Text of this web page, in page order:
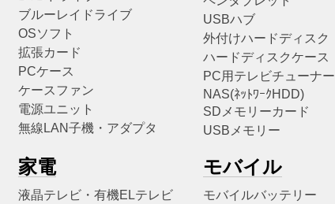
ブルーレイドライブ
OSソフト
拡張カード
PCケース
ケースファン
電源ユニット
無線LAN子機・アダプタ
USBハブ
外付けハードディスク
ハードディスクケース
PC用テレビチューナー
NAS(ﾈｯﾄﾜｰｸHDD)
SDメモリーカード
USBメモリー
家電
液晶テレビ・有機ELテレビ
モバイル
モバイルバッテリー